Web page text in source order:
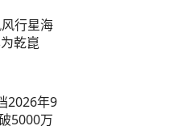
行星海
乾崑
2026年9
5000万